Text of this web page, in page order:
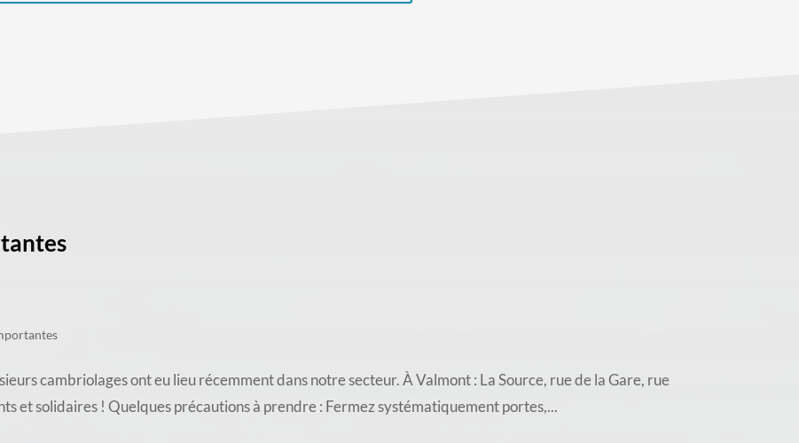
cambriolages ont eu lieu récemment dans notre secteur. À Valmont : La Source, rue de la Gare, rue
et solidaires ! Quelques précautions à prendre : Fermez systématiquement portes,...